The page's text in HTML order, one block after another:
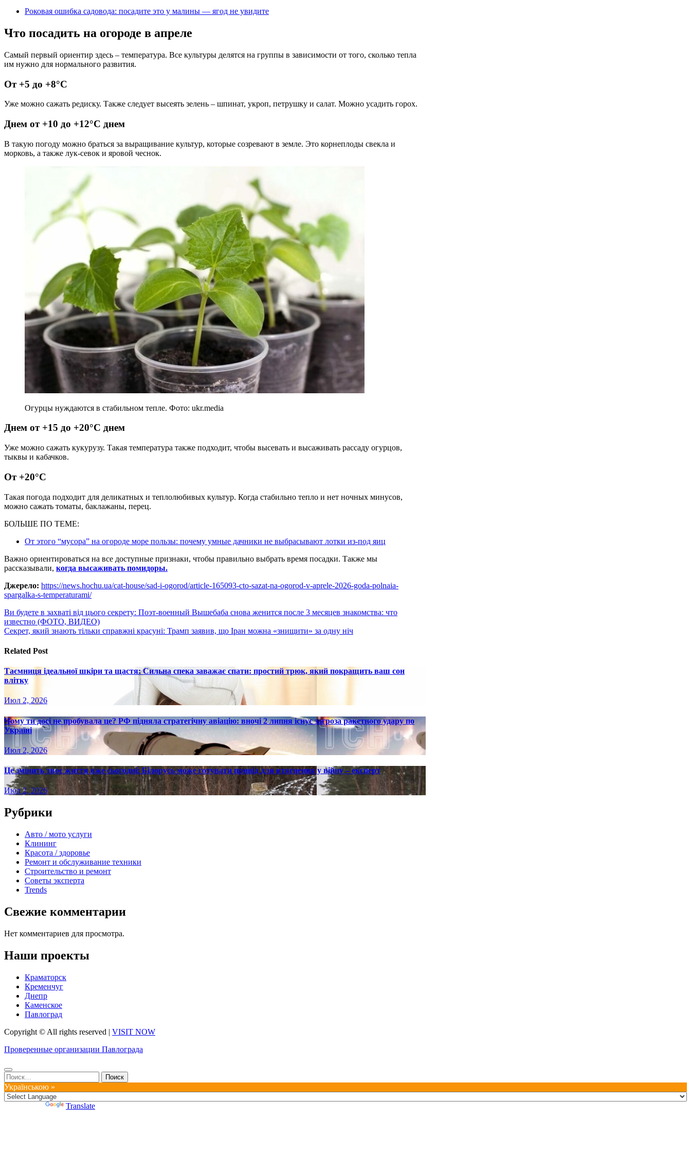
Роковая ошибка садовода: посадите это у малины — ягод не увидите
Что посадить на огороде в апреле
Самый первый ориентир здесь – температура. Все культуры делятся на группы в зависимости от того, сколько тепла
им нужно для нормального развития.
От +5 до +8°C
Уже можно сажать редиску. Также следует высеять зелень – шпинат, укроп, петрушку и салат. Можно усадить горох.
Днем от +10 до +12°C днем
В такую погоду можно браться за выращивание культур, которые созревают в земле. Это корнеплоды свекла и
морковь, а также лук-севок и яровой чеснок.
Огурцы нуждаются в стабильном тепле. Фото: ukr.media
Днем от +15 до +20°C днем
Уже можно сажать кукурузу. Такая температура также подходит, чтобы высевать и высаживать рассаду огурцов,
тыквы и кабачков.
От +20°C
Такая погода подходит для деликатных и теплолюбивых культур. Когда стабильно тепло и нет ночных минусов,
можно сажать томаты, баклажаны, перец.
БОЛЬШЕ ПО ТЕМЕ:
От этого “мусора” на огороде море пользы: почему умные дачники не выбрасывают лотки из-под яиц
Важно ориентироваться на все доступные признаки, чтобы правильно выбрать время посадки. Также мы
рассказывали, когда высаживать помидоры.
Джерело: https://news.hochu.ua/cat-house/sad-i-ogorod/article-165093-cto-sazat-na-ogorod-v-aprele-2026-goda-polnaia-
spargalka-s-temperaturami/
Навигация
по
Ви будете в захваті від цього секрету: Поэт-военный Вышебаба снова женится после 3 месяцев знакомства: что
известно (ФОТО, ВИДЕО)
Секрет, який знають тільки справжні красуні: Трамп заявив, що Іран можна «знищити» за одну ніч
Related Post
Таємниця ідеальної шкіри та щастя: Сильна спека заважає спати: простий трюк, який покращить ваш сон
влітку
Июл 2, 2026
Чому ти досі не пробувала це? РФ підняла стратегічну авіацію: вночі 2 липня існує загроза ракетного удару по
Україні
Июл 2, 2026
Це змінить твоє життя вже сьогодні: Білорусь може готувати привід для втягнення у війну – експерт
Июл 2, 2026
Рубрики
Авто / мото услуги
Клининг
Красота / здоровье
Ремонт и обслуживание техники
Строительство и ремонт
Советы эксперта
Trends
Свежие комментарии
Нет комментариев для просмотра.
Наши проекты
Краматорск
Кременчуг
Днепр
Каменское
Павлоград
Copyright © All rights reserved | VISIT NOW
Проверенные организации Павлограда
Найти:
Українською »
Translate